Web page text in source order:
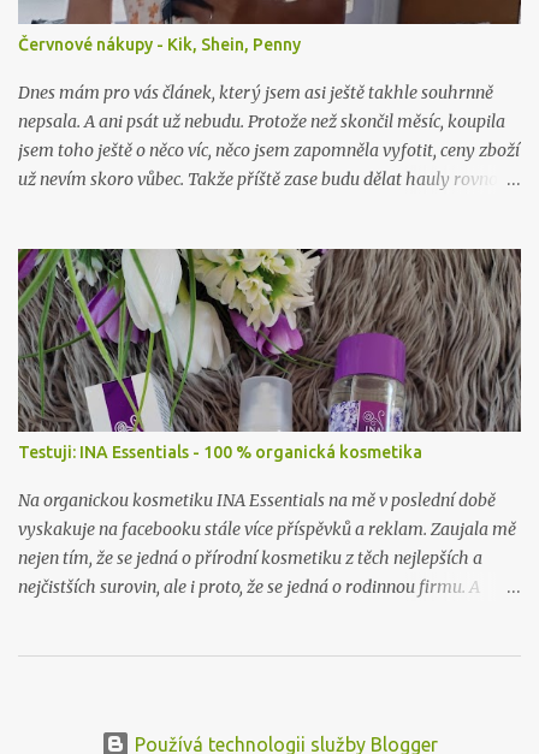
Červnové nákupy - Kik, Shein, Penny
Dnes mám pro vás článek, který jsem asi ještě takhle souhrnně
nepsala. A ani psát už nebudu. Protože než skončil měsíc, koupila
jsem toho ještě o něco víc, něco jsem zapomněla vyfotit, ceny zboží
už nevím skoro vůbec. Takže příště zase budu dělat hauly rovnou
Testuji: INA Essentials - 100 % organická kosmetika
Na organickou kosmetiku INA Essentials na mě v poslední době
vyskakuje na facebooku stále více příspěvků a reklam. Zaujala mě
nejen tím, že se jedná o přírodní kosmetiku z těch nejlepších a
nejčistších surovin, ale i proto, že se jedná o rodinnou firmu. A
vám sem hodím tento článek už nyní, byť to ještě není přímo
Používá technologii služby Blogger